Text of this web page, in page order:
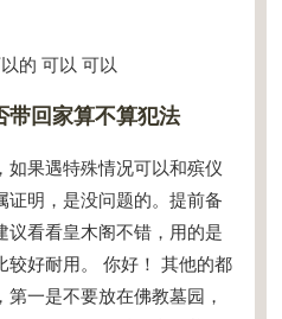
的 可以 可以
带回家算不算犯法
如果遇特殊情况可以和殡仪
证明，是没问题的。提前备
议看看皇木阁不错，用的是
较好耐用。 你好！ 其他的都
一是不要放在佛教墓园，